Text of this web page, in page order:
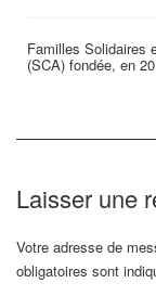
Familles Solidaires
(SCA) fondée, en
Laisser une
Votre adresse de
obligatoires sont